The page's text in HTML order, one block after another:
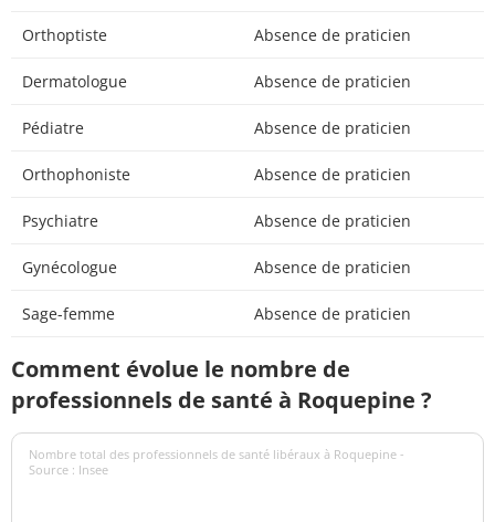
Orthoptiste Absence de praticien
Dermatologue Absence de praticien
Pédiatre Absence de praticien
Orthophoniste Absence de praticien
Psychiatre Absence de praticien
Gynécologue Absence de praticien
Sage-femme Absence de praticien
Comment évolue le nombre de
professionnels de santé à Roquepine ?
Nombre total des professionnels de santé libéraux à Roquepine -
Source : Insee